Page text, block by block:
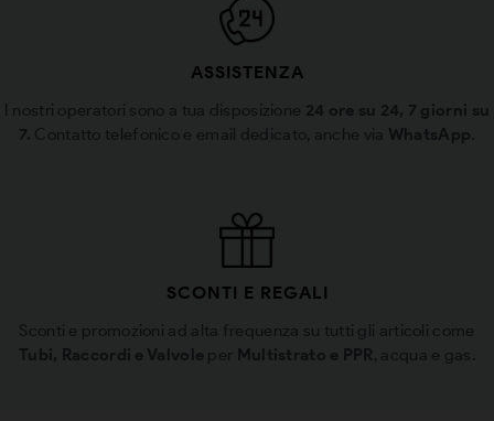
ASSISTENZA
I nostri operatori sono a tua disposizione 24 ore su 24, 7 giorni su
7. Contatto telefonico e email dedicato, anche via WhatsApp
SCONTI E REGALI
Sconti e promozioni ad alta frequenza su tutti gli articoli come
Tubi, Raccordi e Valvole per Multistrato e PPR , acqua e gas.